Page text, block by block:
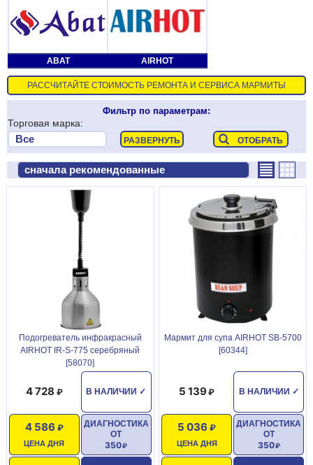
ABAT AIRHOT
РАССЧИТАЙТЕ СТОИМОСТЬ РЕМОНТА И СЕРВИСА МАРМИТЫ
Фильтр по параметрам:
Торговая марка:
Подогреватель инфракрасный
AIRHOT IR-S-775 серебряный
[58070]
В НАЛИЧИИ ✓
4 728
ЦЕНА ДНЯ
4 586
ДИАГНОСТИКА
ОТ
350
Мармит для супа AIRHOT SB-5700
[60344]
В НАЛИЧИИ ✓
5 139
ЦЕНА ДНЯ
5 036
ДИАГНОСТИКА
ОТ
350